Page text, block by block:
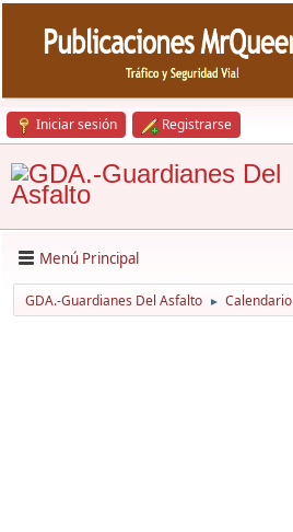
Iniciar sesión Registrarse
Menú Principal
GDA.-Guardianes Del Asfalto ► Calendario